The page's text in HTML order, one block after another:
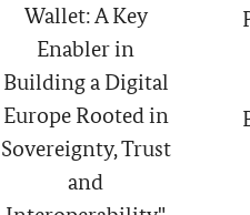
Wallet: A Key
Enabler in
Building a Digital
Europe Rooted in
Sovereignty, Trust
and